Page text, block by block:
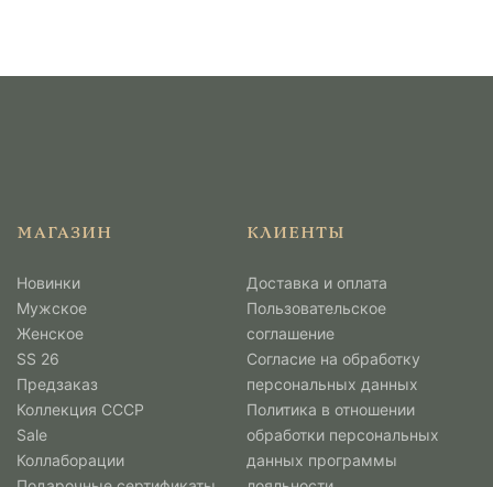
МАГАЗИН
Новинки
Мужcкое
Женское
SS 26
Предзаказ
Коллекция СССР
Sale
Коллаборации
КЛИЕНТЫ
Доставка и оплата
Пользовательское
соглашение
Согласие на обработку
персональных данных
Политика в отношении
обработки персональных
данных программы